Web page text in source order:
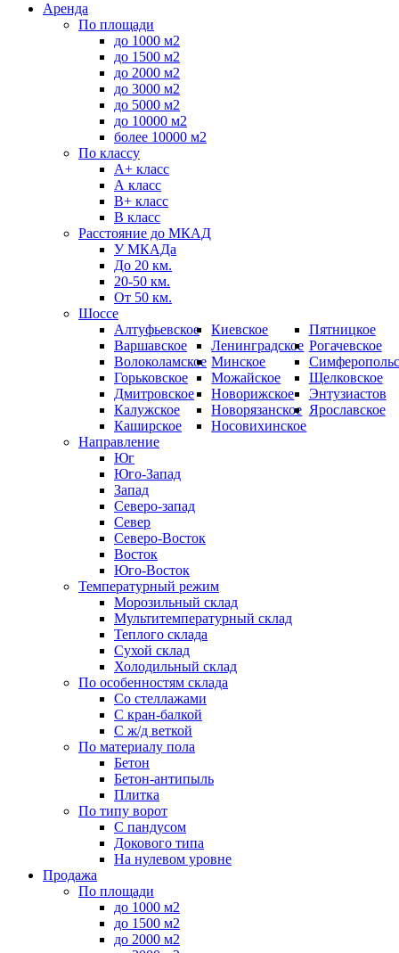
Аренда
По площади
до 1000 м2
до 1500 м2
до 2000 м2
до 3000 м2
до 5000 м2
до 10000 м2
более 10000 м2
По классу
А+ класс
А класс
B+ класс
В класс
Расстояние до МКАД
У МКАДа
До 20 км.
20-50 км.
От 50 км.
Шоссе
Алтуфьевское
Варшавское
Волоколамское
Горьковское
Дмитровское
Калужское
Каширское
Киевское
Ленинградское
Минское
Можайское
Новорижское
Новорязанское
Носовихинское
Пятницкое
Рогачевское
Щелковское
Энтузиастов
Ярославское
Направление
Юг
Юго-Запад
Запад
Северо-запад
Север
Северо-Восток
Восток
Юго-Восток
Температурный режим
Морозильный склад
Мультитемпературный склад
Теплого склада
Сухой склад
Холодильный склад
По особенностям склада
Со стеллажами
С кран-балкой
С ж/д веткой
По материалу пола
Бетон
Бетон-антипыль
Плитка
По типу ворот
С пандусом
Докового типа
На нулевом уровне
Продажа
По площади
до 1000 м2
до 1500 м2
до 2000 м2